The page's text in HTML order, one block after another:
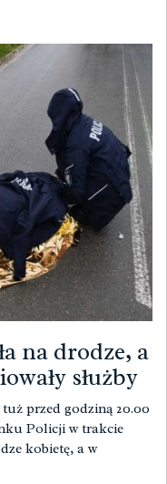
na drodze, a
służby
przed godziną 20.00
Policji w trakcie
kobietę, a w